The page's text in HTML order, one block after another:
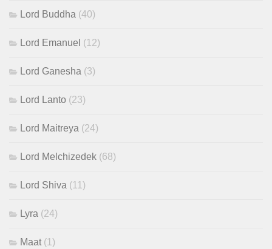
Lord Buddha (40)
Lord Emanuel (12)
Lord Ganesha (3)
Lord Lanto (23)
Lord Maitreya (24)
Lord Melchizedek (68)
Lord Shiva (11)
Lyra (24)
Maat (1)